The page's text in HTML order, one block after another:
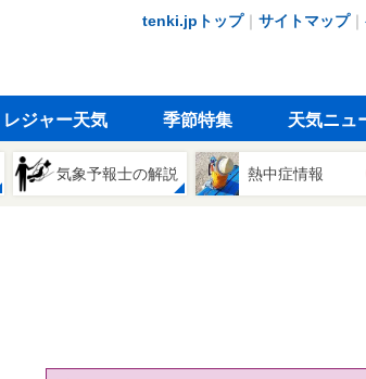
tenki.jpトップ｜ サイトマップ｜
レジャー天気 季節特集 天気ニュ
気象予報士の解説 熱中症情報